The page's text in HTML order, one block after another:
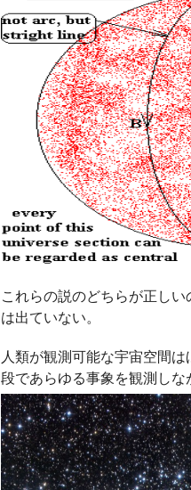
これらの説のどちらが正し
は出ていない。
人類が観測可能な宇宙空間
段であらゆる事象を観測し